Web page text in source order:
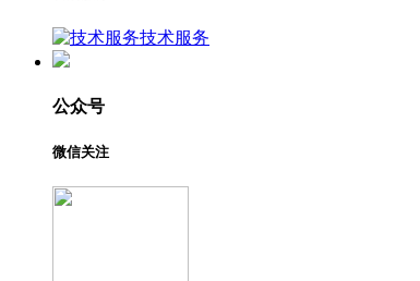
技术服务
公众号
微信关注